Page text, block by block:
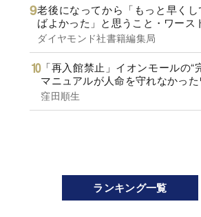
老後になってから「もっと早くし
ばよかった」と思うこと・ワース
ダイヤモンド社書籍編集局
「再入館禁止」イオンモールの“
マニュアルが人命を守れなかった
窪田順生
ランキング一覧